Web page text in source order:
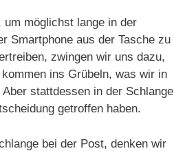
möglichst lange in der
Smartphone aus der Tasche zu
zwingen wir uns dazu,
ins Grübeln, was wir in
stattdessen in der Schlange
getroffen haben.
bei der Post, denken wir